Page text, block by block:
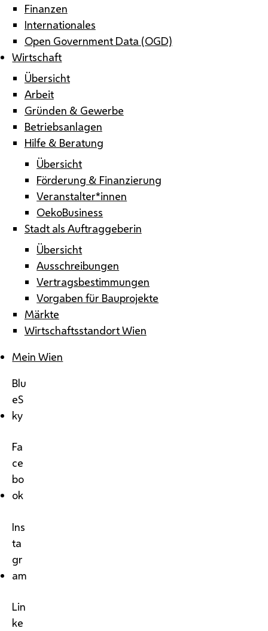
Finanzen
Internationales
Open Government Data (OGD)
Wirtschaft
Übersicht
Arbeit
Gründen & Gewerbe
Betriebsanlagen
Hilfe & Beratung
Übersicht
Förderung & Finanzierung
Veranstalter*innen
OekoBusiness
Stadt als Auftraggeberin
Übersicht
Ausschreibungen
Vertragsbestimmungen
Vorgaben für Bauprojekte
Märkte
Wirtschaftsstandort Wien
Mein Wien
Blu
eS
ky
Fa
ce
bo
ok
Ins
ta
gr
am
Lin
ke